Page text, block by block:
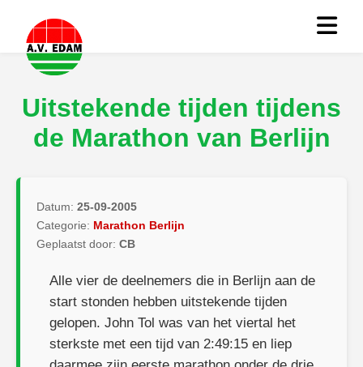
Uitstekende tijden tijdens
de Marathon van Berlijn
Datum: 25-09-2005
Categorie: Marathon Berlijn
Geplaatst door: CB
Alle vier de deelnemers die in Berlijn aan de
start stonden hebben uitstekende tijden
gelopen. John Tol was van het viertal het
sterkste met een tijd van 2:49:15 en liep